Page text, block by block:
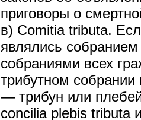
приговоры о
в) Comitia tributa.
являлись
собраниями всех
трибутном собрании
— трибун или
concilia plebis tributa